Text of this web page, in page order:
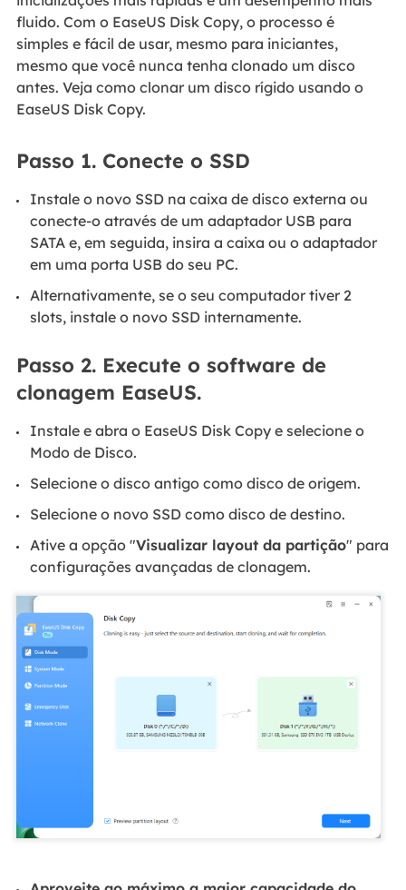
fluido. Com o EaseUS Disk Copy, o processo é
simples e fácil de usar, mesmo para iniciantes,
mesmo que você nunca tenha clonado um disco
antes. Veja como clonar um disco rígido usando o
EaseUS Disk Copy.
Passo 1. Conecte o SSD
Instale o novo SSD na caixa de disco externa ou
conecte-o através de um adaptador USB para
SATA e, em seguida, insira a caixa ou o adaptador
em uma porta USB do seu PC.
Alternativamente, se o seu computador tiver 2
slots, instale o novo SSD internamente.
Passo 2. Execute o software de
clonagem EaseUS.
Instale e abra o EaseUS Disk Copy e selecione o
Modo de Disco.
Selecione o disco antigo como disco de origem.
Selecione o novo SSD como disco de destino.
Ative a opção "Visualizar layout da partição" para
configurações avançadas de clonagem.